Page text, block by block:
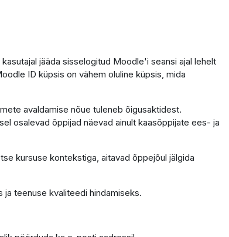
jääda sisselogitud Moodle'i seansi ajal lehelt
ID küpsis on vähem oluline küpsis, mida
avaldamise nõue tuleneb õigusaktidest.
osalevad õppijad näevad ainult kaasõppijate ees- ja
kursuse kontekstiga, aitavad õppejõul jälgida
ja teenuse kvaliteedi hindamiseks.